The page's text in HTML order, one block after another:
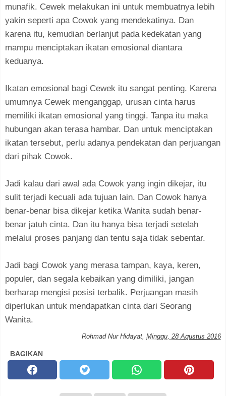
munafik. Cewek melakukan ini untuk membuatnya lebih
yakin seperti apa Cowok yang mendekatinya. Dan
karena itu, kemudian berlanjut pada kedekatan yang
mampu menciptakan ikatan emosional diantara
keduanya.
Ikatan emosional bagi Cewek itu sangat penting. Karena
umumnya Cewek menganggap, urusan cinta harus
memiliki ikatan emosional yang tinggi. Tanpa itu maka
hubungan akan terasa hambar. Dan untuk menciptakan
ikatan tersebut, perlu adanya pendekatan dan perjuangan
dari pihak Cowok.
Jadi kalau dari awal ada Cowok yang ingin dikejar, itu
sulit terjadi kecuali ada tujuan lain. Dan Cowok hanya
benar-benar bisa dikejar ketika Wanita sudah benar-
benar jatuh cinta. Dan itu hanya bisa terjadi setelah
melalui proses panjang dan tentu saja tidak sebentar.
Jadi bagi Cowok yang merasa tampan, kaya, keren,
populer, dan segala kebaikan yang dimiliki, jangan
berharap mengisi posisi terbalik. Perjuangan masih
diperlukan untuk mendapatkan cinta dari Seorang
Wanita.
Rohmad Nur Hidayat, Minggu, 28 Agustus 2016
BAGIKAN